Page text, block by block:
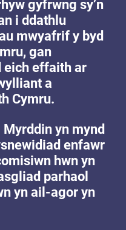
gyfrwng sy’n
i ddathlu
mwyafrif y byd
gan
eich effaith ar
a
Cymru.
yn mynd
enfawr
hwn yn
parhaol
yn ail-agor yn